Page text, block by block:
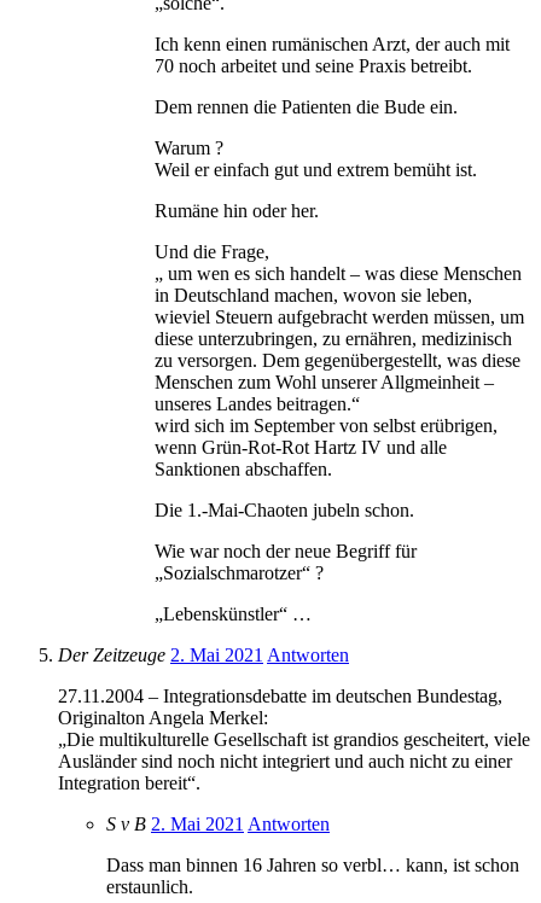
Ich kenn einen rumänischen Arzt, der auch mit
70 noch arbeitet und seine Praxis betreibt.
Dem rennen die Patienten die Bude ein.
Warum ?
Weil er einfach gut und extrem bemüht ist.
Rumäne hin oder her.
Und die Frage,
„ um wen es sich handelt – was diese Menschen
in Deutschland machen, wovon sie leben,
wieviel Steuern aufgebracht werden müssen, um
diese unterzubringen, zu ernähren, medizinisch
zu versorgen. Dem gegenübergestellt, was diese
Menschen zum Wohl unserer Allgmeinheit –
unseres Landes beitragen.“
wird sich im September von selbst erübrigen,
wenn Grün-Rot-Rot Hartz IV und alle
Sanktionen abschaffen.
Die 1.-Mai-Chaoten jubeln schon.
Wie war noch der neue Begriff für
„Sozialschmarotzer“ ?
„Lebenskünstler“ …
Der Zeitzeuge 2. Mai 2021 Antworten
27.11.2004 – Integrationsdebatte im deutschen Bundestag,
Originalton Angela Merkel:
„Die multikulturelle Gesellschaft ist grandios gescheitert, viele
Ausländer sind noch nicht integriert und auch nicht zu einer
Integration bereit“.
S v B 2. Mai 2021 Antworten
Dass man binnen 16 Jahren so verbl… kann, ist schon
erstaunlich.